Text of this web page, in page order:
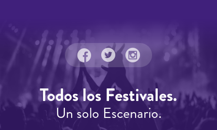
Todos los Festivales.
Un solo Escenario.